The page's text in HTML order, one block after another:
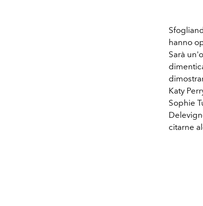
hanno
Sarà
Katy
Sophie
citarne